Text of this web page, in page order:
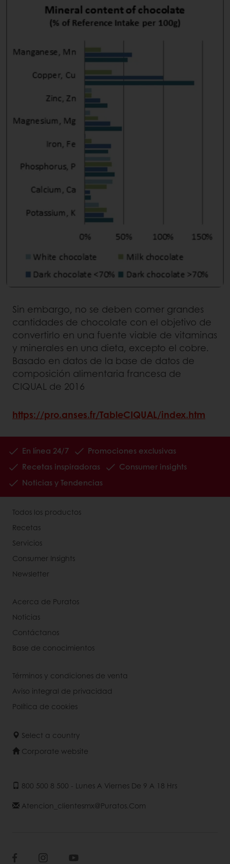
Sin embargo, no se deben comer grandes
cantidades de chocolate con el objetivo de
convertirlo en una fuente viable de vitaminas
y minerales en una dieta, excepto el cobre.
Basado en datos de la base de datos de
composición alimentaria francesa de
CIQUAL de 2016
https://pro.anses.fr/TableCIQUAL/index.htm
En línea 24/7
Promociones exclusivas
Recetas inspiradoras
Consumer insights
Noticias y Tendencias
Todos los productos
Recetas
Servicios
Consumer Insights
Newsletter
Acerca de Puratos
Noticias
Contáctanos
Base de conocimientos
Términos y condiciones de venta
Aviso integral de privacidad
Política de cookies
Select a country
Corporate website
800 500 8 500 - Lunes A Viernes De 9 A 18 Hrs
Atencion_clientesmx@puratos.com